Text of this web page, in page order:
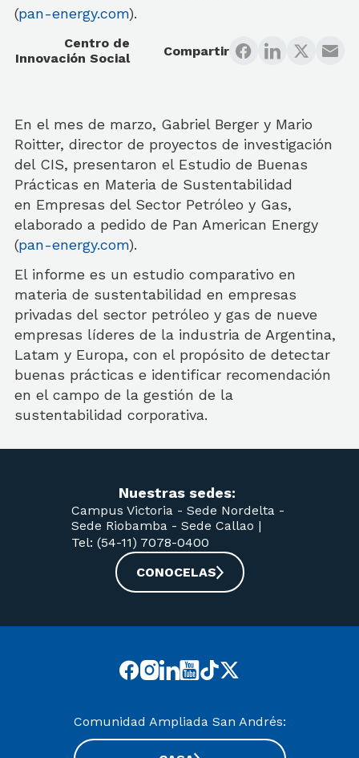
(pan-energy.com).
Centro de
Innovación Social
Compartir
En el mes de marzo, Gabriel Berger y Mario
Roitter, director de proyectos de investigación
del CIS, presentaron el Estudio de Buenas
Prácticas en Materia de Sustentabilidad
en Empresas del Sector Petróleo y Gas,
elaborado a pedido de Pan American Energy
(pan-energy.com).
El informe es un estudio comparativo en
materia de sustentabilidad en empresas
privadas del sector petróleo y gas de nueve
empresas líderes de la industria de Argentina,
Latam y Europa, con el propósito de detectar
buenas prácticas e identificar recomendación
en el campo de la gestión de la
sustentabilidad corporativa.
Nuestras sedes:
Campus Victoria - Sede Nordelta -
Sede Riobamba - Sede Callao |
Tel: (54-11) 7078-0400
CONOCELAS
Comunidad Ampliada San Andrés: